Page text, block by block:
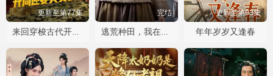
更新至第77集
来回穿梭古代开局迎娶美女公主
完结
逃荒种田，我在古代靠囤货躺赢
更新至第93集
年年岁岁又逢春